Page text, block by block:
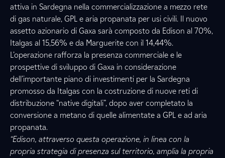
attiva in Sardegna nella commercializzazione a mezzo rete
di gas naturale, GPL e aria propanata per usi civili. Il nuovo
assetto azionario di Gaxa sarà composto da Edison al 70%,
Italgas al 15,56% e da Marguerite con il 14,44%.
L’operazione rafforza la presenza commerciale e le
prospettive di sviluppo di Gaxa in considerazione
dell’importante piano di investimenti per la Sardegna
promosso da Italgas con la costruzione di nuove reti di
distribuzione “native digitali”, dopo aver completato la
conversione a metano di quelle alimentate a GPL e ad aria
propanata.
“Edison, attraverso questa operazione, in linea con la
propria strategia di presenza sul territorio, amplia la propria